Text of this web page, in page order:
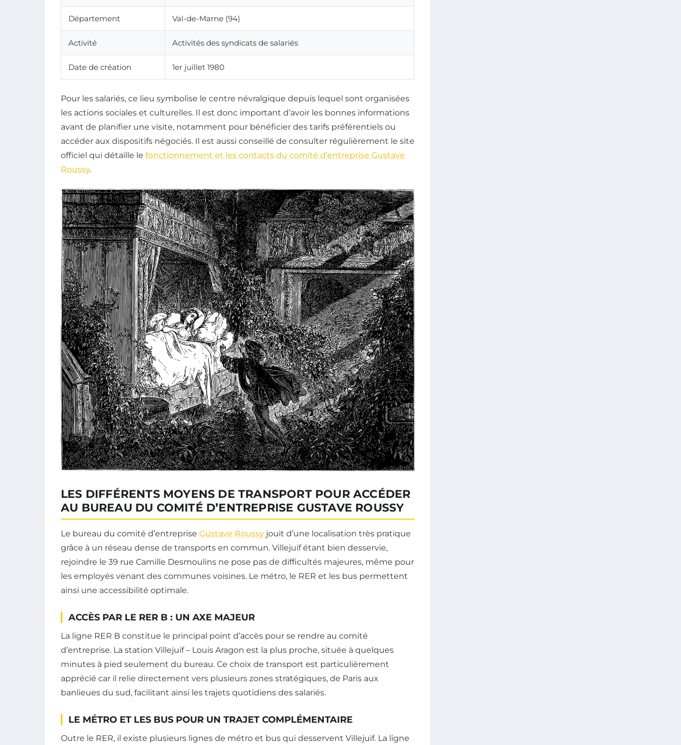
Département Val-de-Marne (94)
Activité Activités des syndicats de salariés
Date de création 1er juillet 1980
Pour les salariés, ce lieu symbolise le centre névralgique depuis lequel sont organisées
les actions sociales et culturelles. Il est donc important d’avoir les bonnes informations
avant de planifier une visite, notamment pour bénéficier des tarifs préférentiels ou
accéder aux dispositifs négociés. Il est aussi conseillé de consulter régulièrement le site
officiel qui détaille le fonctionnement et les contacts du comité d’entreprise Gustave
Roussy.
LES DIFFÉRENTS MOYENS DE TRANSPORT POUR ACCÉDER
AU BUREAU DU COMITÉ D’ENTREPRISE GUSTAVE ROUSSY
Le bureau du comité d’entreprise Gustave Roussy jouit d’une localisation très pratique
grâce à un réseau dense de transports en commun. Villejuif étant bien desservie,
rejoindre le 39 rue Camille Desmoulins ne pose pas de difficultés majeures, même pour
les employés venant des communes voisines. Le métro, le RER et les bus permettent
ainsi une accessibilité optimale.
ACCÈS PAR LE RER B : UN AXE MAJEUR
La ligne RER B constitue le principal point d’accès pour se rendre au comité
d’entreprise. La station Villejuif – Louis Aragon est la plus proche, située à quelques
minutes à pied seulement du bureau. Ce choix de transport est particulièrement
apprécié car il relie directement vers plusieurs zones stratégiques, de Paris aux
banlieues du sud, facilitant ainsi les trajets quotidiens des salariés.
LE MÉTRO ET LES BUS POUR UN TRAJET COMPLÉMENTAIRE
Outre le RER, il existe plusieurs lignes de métro et bus qui desservent Villejuif. La ligne